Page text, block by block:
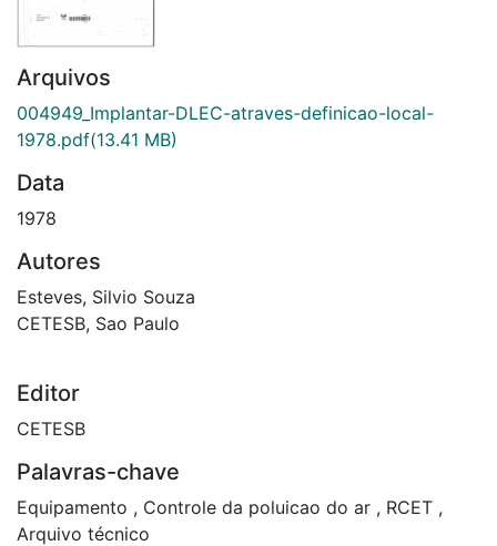
Arquivos
004949_Implantar-DLEC-atraves-definicao-local-
1978.pdf(13.41 MB)
Data
1978
Autores
Esteves, Silvio Souza
CETESB, Sao Paulo
Editor
CETESB
Palavras-chave
Equipamento , Controle da poluicao do ar , RCET ,
Arquivo técnico